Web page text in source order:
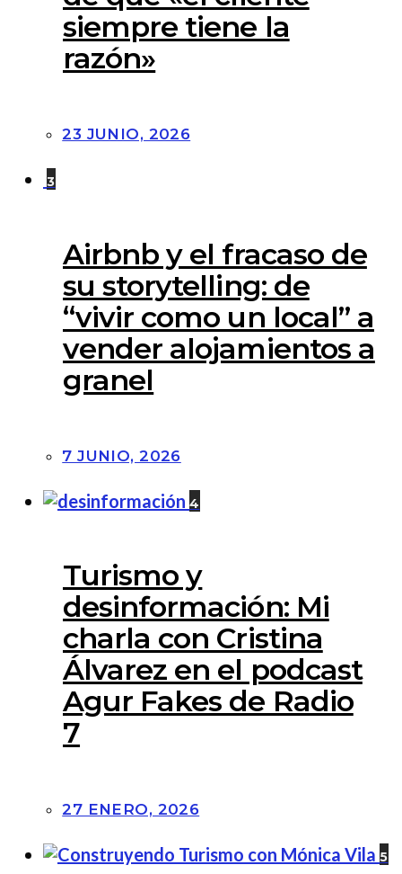
siempre tiene la
razón»
23 JUNIO, 2026
3
Airbnb y el fracaso de
su storytelling: de
“vivir como un local” a
vender alojamientos a
granel
7 JUNIO, 2026
4
Turismo y
desinformación: Mi
charla con Cristina
Álvarez en el podcast
Agur Fakes de Radio
7
27 ENERO, 2026
5